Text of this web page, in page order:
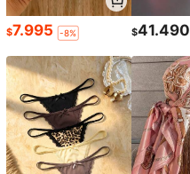
$7.995 -8% $41.490